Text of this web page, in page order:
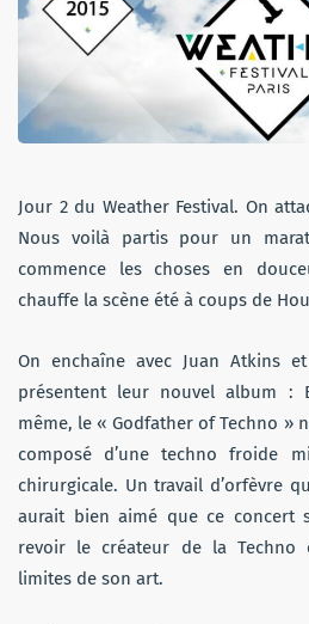
Jour 2 du Weather Festival. On
Nous voilà partis pour un
commence les choses en
chauffe la scène été à coups de
On enchaîne avec Juan Atkins
présentent leur nouvel album :
même, le « Godfather of Techno »
composé d’une techno froide
chirurgicale. Un travail d’orfèvre
aurait bien aimé que ce concert
revoir le créateur de la Techno
limites de son art.